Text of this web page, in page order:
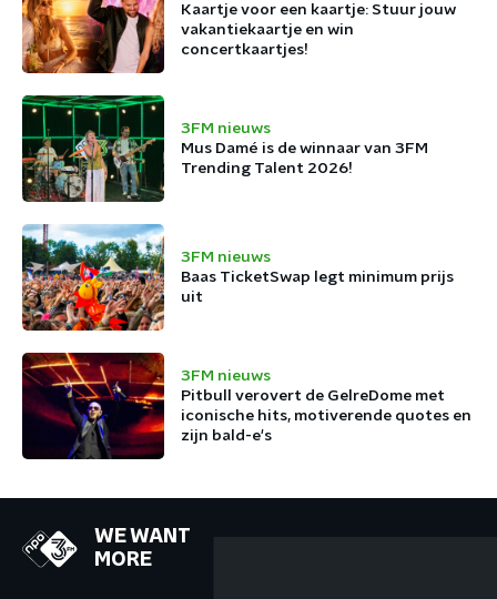
Kaartje voor een kaartje: Stuur jouw
vakantiekaartje en win
concertkaartjes!
3FM nieuws
Mus Damé is de winnaar van 3FM
Trending Talent 2026!
3FM nieuws
Baas TicketSwap legt minimum prijs
uit
3FM nieuws
Pitbull verovert de GelreDome met
iconische hits, motiverende quotes en
zijn bald-e's
WE WANT
MORE